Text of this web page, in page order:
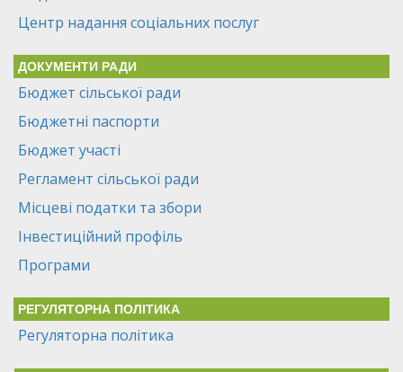
Центр надання соціальних послуг
ДОКУМЕНТИ РАДИ
Бюджет сільської ради
Бюджетні паспорти
Бюджет участі
Регламент сільської ради
Місцеві податки та збори
Інвестиційний профіль
Програми
РЕГУЛЯТОРНА ПОЛІТИКА
Регуляторна політика